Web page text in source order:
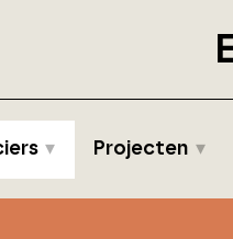
Projecten